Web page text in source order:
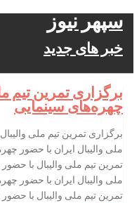
سپهر نیوز
خبر های جدید
برگزاری تمرین تیم
چهره‌های سینمایی
برگزاری تمرین تیم ملی
ملی والیبال ایران با حضور
ملی والیبال ایران با حضور
تمرین تیم ملی والیبال با